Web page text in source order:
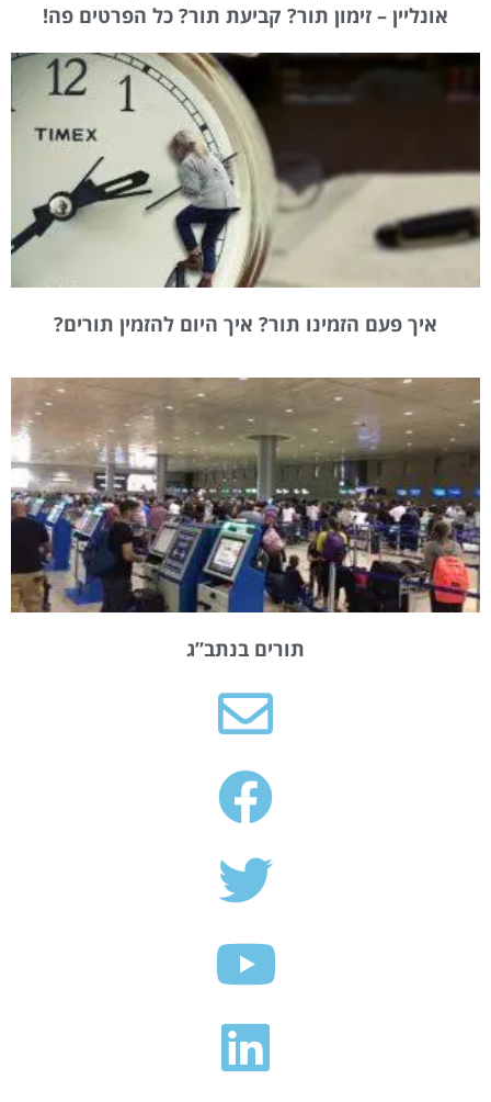
אונליין – זימון תור? קביעת תור? כל הפרטים פה!
איך פעם הזמינו תור? איך היום להזמין תורים?
תורים בנתב”ג